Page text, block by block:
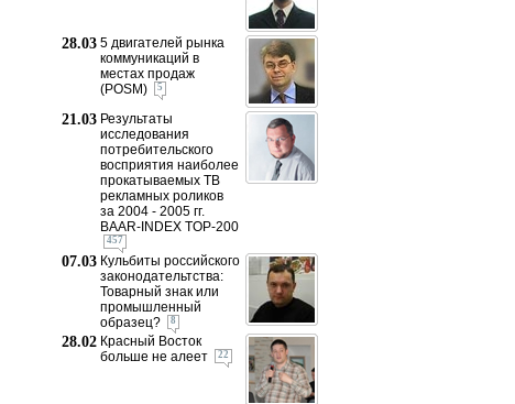
28.03 5 двигателей рынка
коммуникаций в
местах продаж
(POSM)
5
21.03 Результаты
исследования
потребительского
восприятия наиболее
прокатываемых ТВ
рекламных роликов
за 2004 - 2005 гг.
BAAR-INDEX TOP-200
457
07.03 Кульбиты российского
законодательтства:
Товарный знак или
промышленный
образец?
8
28.02 Красный Восток
больше не алеет
22